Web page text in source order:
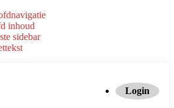
inhoud
sidebar
Login